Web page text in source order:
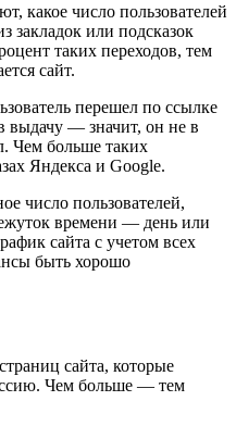
какое число пользователей
или подсказок
таких переходов, тем
сайт.
перешел по ссылке
выдачу — значит, он не в
Чем больше таких
Яндекса и Google.
число пользователей,
времени — день или
сайта с учетом всех
быть хорошо
сайта, которые
Чем больше — тем